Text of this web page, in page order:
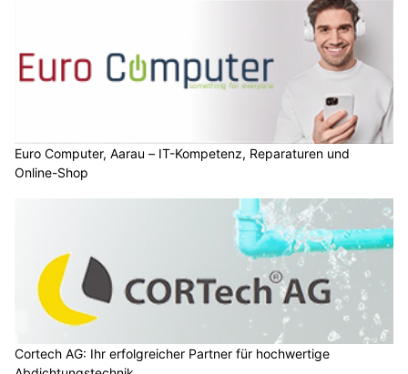
Euro Computer, Aarau – IT-Kompetenz, Reparaturen und
Online-Shop
Cortech AG: Ihr erfolgreicher Partner für hochwertige